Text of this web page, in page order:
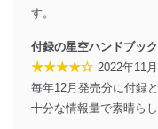
TEL：0570-200-223
FAX：03-5459-7073
e-mail：
改訂：2025年2月20
す。
付録の星空ハンドブッ
★★★★☆ 2022年11
毎年12月発売分に付録
十分な情報量で素晴らし